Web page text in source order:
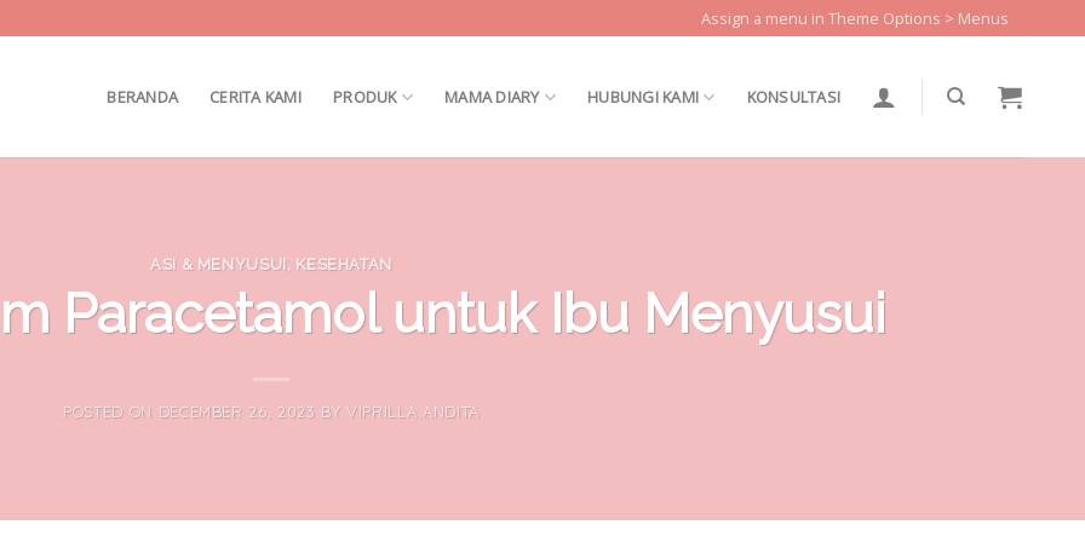
Assign a menu in Theme Options > Menus
BERANDA CERITA KAMI PRODUK MAMA DIARY HUBUNGI KAMI KONSULTASI
ASI & MENYUSUI KESEHATAN
Paracetamol untuk Ibu Menyusui
POSTED ON DECEMBER 26, 2023 BY VIPRILLA ANDITA